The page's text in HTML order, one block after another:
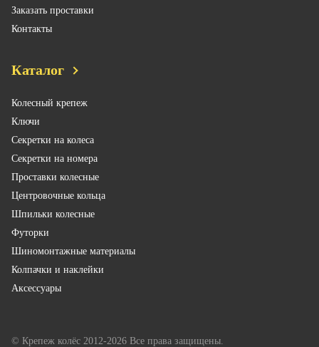
Заказать проставки
Контакты
Каталог
Колесный крепеж
Ключи
Секретки на колеса
Секретки на номера
Проставки колесные
Центровочные кольца
Шпильки колесные
Футорки
Шиномонтажные материалы
Колпачки и наклейки
Аксессуары
© Крепеж колёс 2012-2026 Все права защищены.